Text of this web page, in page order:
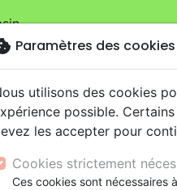
sur la boutiqueLa
Paramètres des cookies
utilisons des cookies
possible.
les accepter pour
Cookies strictement
Ces cookies sont nécessaires